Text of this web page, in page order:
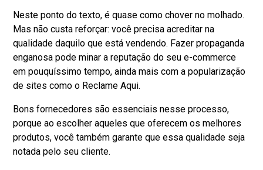
Neste ponto do texto, é quase como chover no molhado.
Mas não custa reforçar: você precisa acreditar na
qualidade daquilo que está vendendo. Fazer propaganda
enganosa pode minar a reputação do seu e-commerce
em pouquíssimo tempo, ainda mais com a popularização
de sites como o Reclame Aqui.
Bons fornecedores são essenciais nesse processo,
porque ao escolher aqueles que oferecem os melhores
produtos, você também garante que essa qualidade seja
notada pelo seu cliente.